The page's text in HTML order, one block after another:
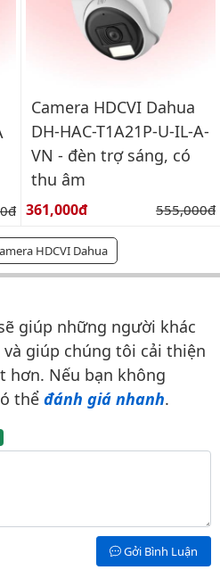
Camera HDCVI Dahua
DH-HAC-T1A21P-U-IL-A-
VN - đèn trợ sáng, có
thu âm
Giá bán:
361,000đ Giá gốc:
555,000đ
HDCVI Dahua
giá
giúp những người khác
giúp chúng tôi cải thiện
hơn. Nếu bạn không
thể đánh giá nhanh.
Gởi Bình Luận